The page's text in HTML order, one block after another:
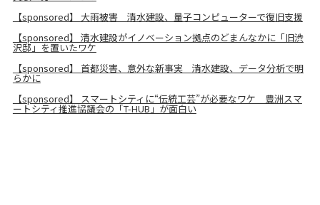
【sponsored】 大雨被害 清水建設、量子コンピューターで復旧支援
【sponsored】 清水建設がイノベーション拠点のどまんなかに「旧渋
沢邸」を置いたワケ
【sponsored】 首都災害、意外な新事実 清水建設、データ分析で明
らかに
【sponsored】 スマートシティに“伝統工芸”が必要なワケ 豊洲スマ
ートシティ推進協議会の「T-HUB」が面白い